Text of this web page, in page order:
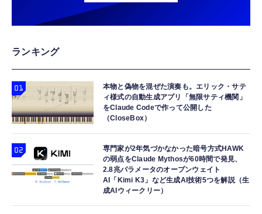
ランキング
本物と偽物を混ぜた演奏も。エリック・サテ
ィ様式の自動生成アプリ「無限サティ機関」
をClaude Codeで作って公開した
（CloseBox）
専門家が2年気づかなかった暗号方式HAWK
の弱点をClaude Mythosが60時間で発見、
2.8兆パラメータのオープンウェイト
AI「Kimi K3」など生成AI技術5つを解説（生
成AIウィークリー）